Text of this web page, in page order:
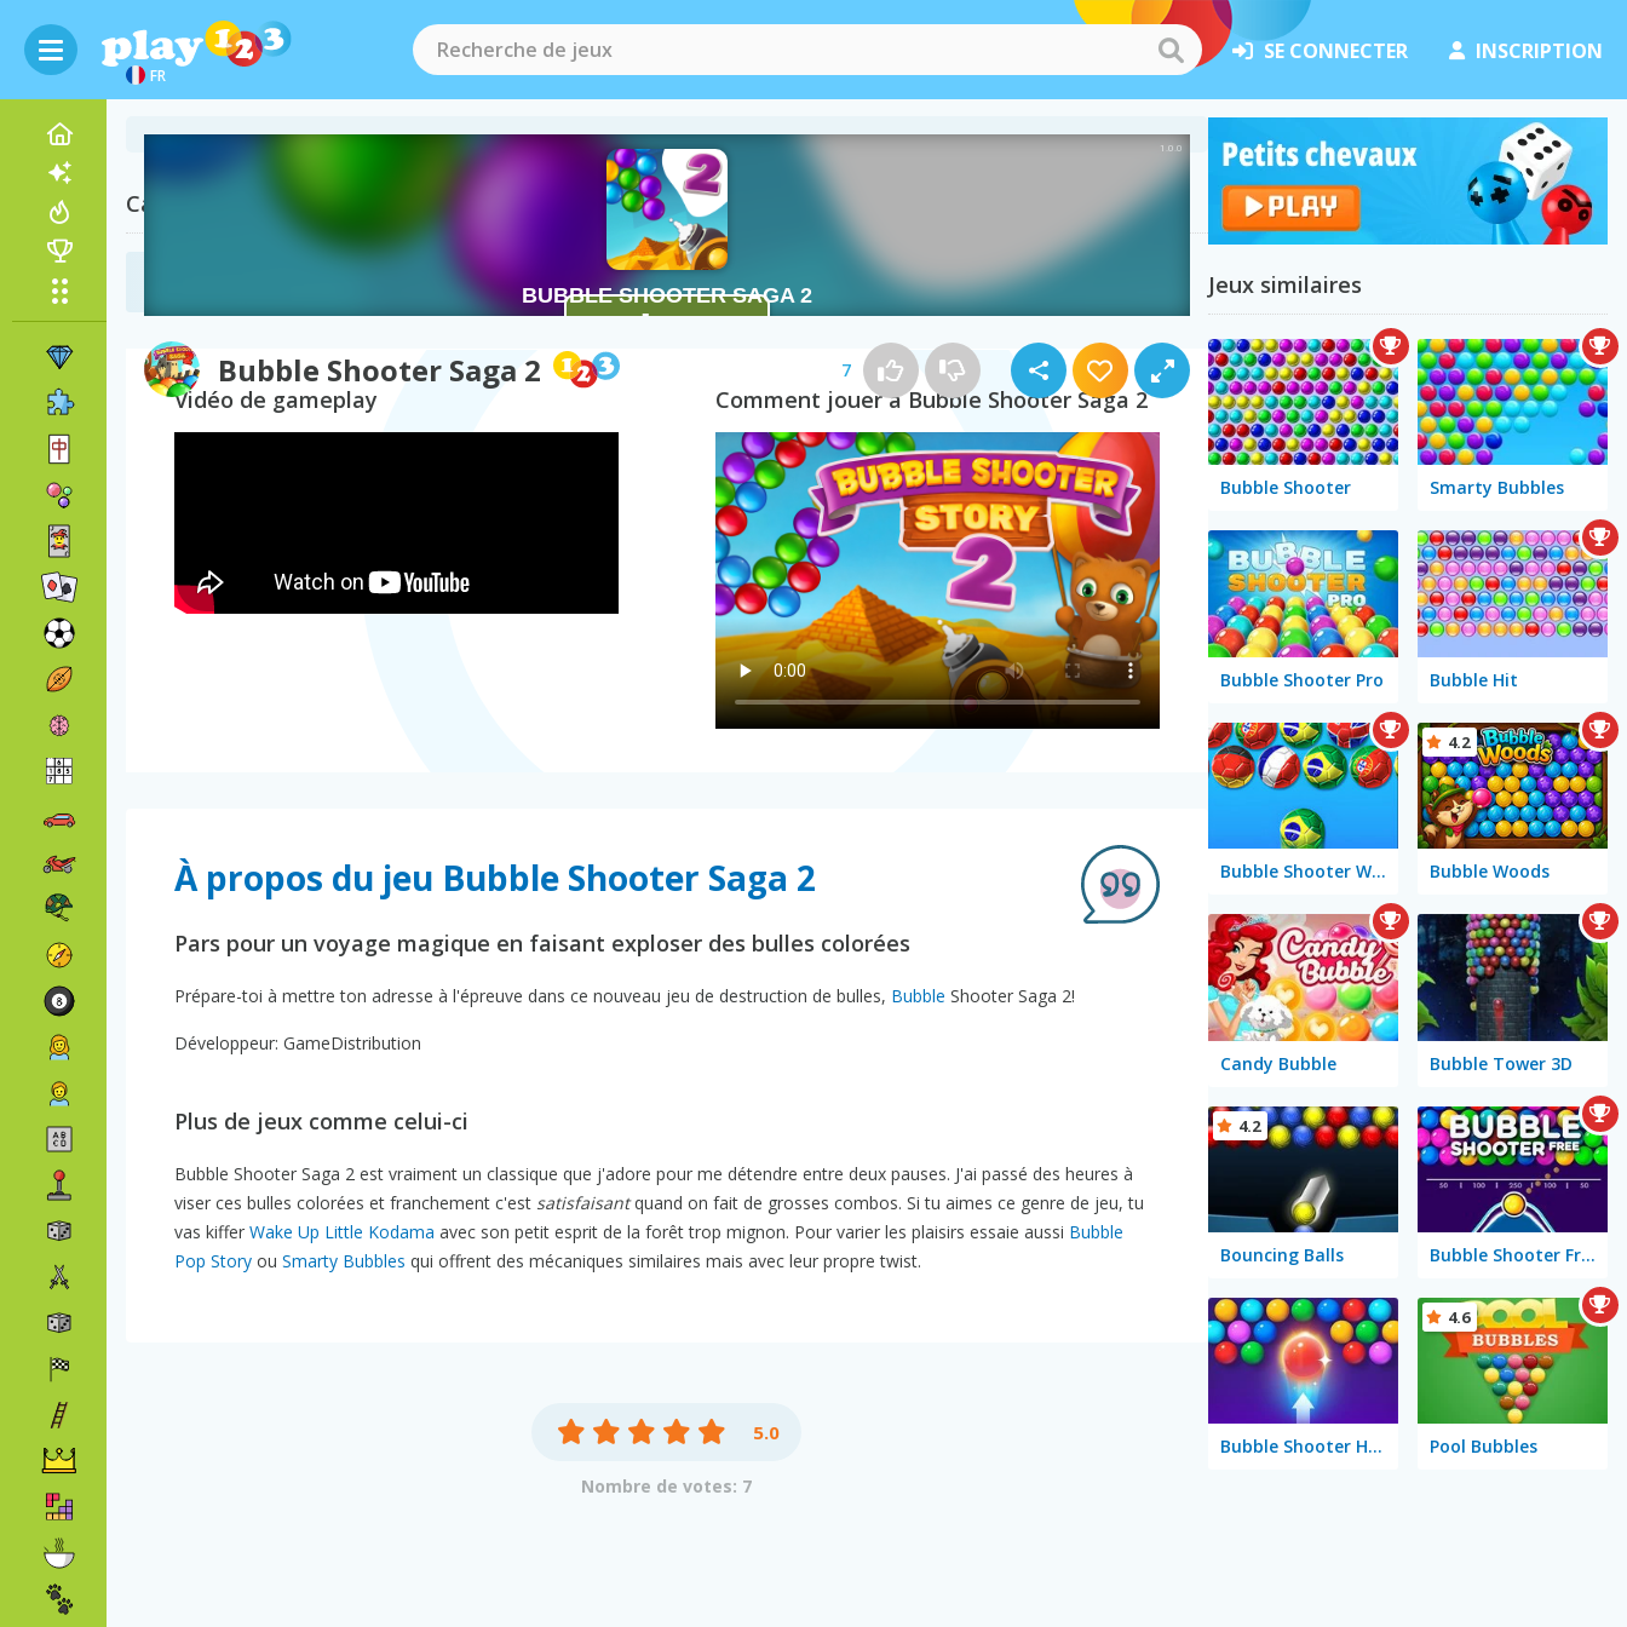
FR
SE CONNECTER INSCRIPTION
Bubble Shooter Saga 2 7
Catégories Associées
Vidéo de gameplay Comment jouer à Bubble Shooter Saga 2
À propos du jeu Bubble Shooter Saga 2
Pars pour un voyage magique en faisant exploser des bulles colorées
Prépare-toi à mettre ton adresse à l'épreuve dans ce nouveau jeu de destruction de bulles, Bubble Shooter Saga 2!
Développeur: GameDistribution
Plus de jeux comme celui-ci
Bubble Shooter Saga 2 est vraiment un classique que j'adore pour me détendre entre deux pauses. J'ai passé des heures à
viser ces bulles colorées et franchement c'est satisfaisantquand on fait de grosses combos. Si tu aimes ce genre de jeu, tu
vas kiffer Wake Up Little Kodama avec son petit esprit de la forêt trop mignon. Pour varier les plaisirs essaie aussi Bubble
Pop Story ou Smarty Bubbles qui offrent des mécaniques similaires mais avec leur propre twist.
5.0
Nombre de votes: 7
Jeux similaires
Bubble Shooter Smarty Bubbles
Bubble Shooter Pro Bubble Hit
Bubble Shooter World Cup Bubble Woods
4.2
Candy Bubble Bubble Tower 3D
Bouncing Balls
4.2
Bubble Shooter Free
Bubble Shooter HD 2 Pool Bubbles
4.6